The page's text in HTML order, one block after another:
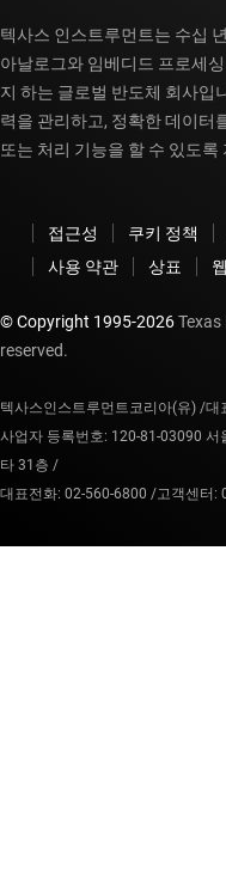
텍사스 인스트루먼트는 수십
아날로그와 임베디드 프로세
지 하는 글로벌 반도체 회사입
력을 관리하고, 정확한 데이터
또는 처리 기능을 할 수 있도록
접근성 쿠키 정책
사용 약관
상표
© Copyright 1995-2026
reserved.
텍사스인스트루먼트코리아(유) /대
사업자 등록번호: 120-81-03090
타 31층 /
대표전화: 02-560-6800 /고객센터: